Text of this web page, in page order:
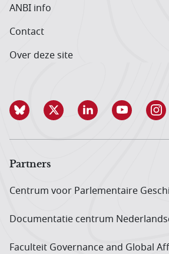
ANBI info
Contact
Over deze site
Partners
Centrum voor Parlementaire
Documentatie centrum
Faculteit Governance and Global